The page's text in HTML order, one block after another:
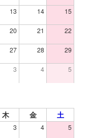
13 14 15
20 21 22
27 28 29
3 4 5
木 金 土
3 4 5